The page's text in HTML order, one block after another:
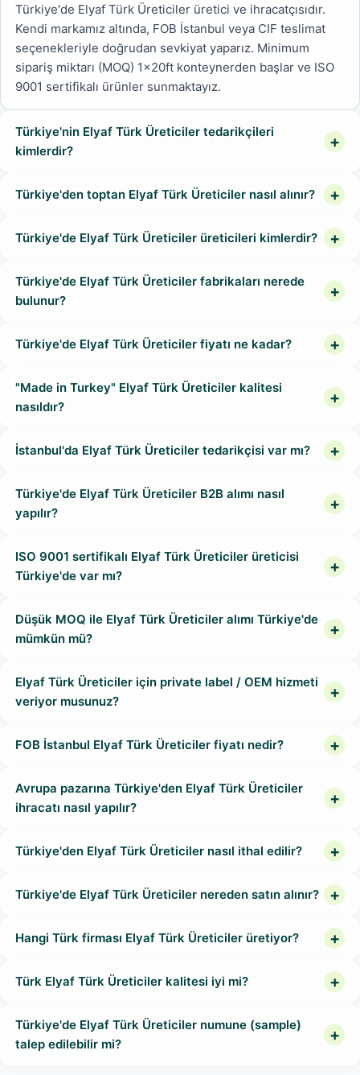
Türkiye'de Elyaf Türk Üreticiler üretici ve ihracatçısıdır.
Kendi markamız altında, FOB İstanbul veya CIF teslimat
seçenekleriyle doğrudan sevkiyat yaparız. Minimum
sipariş miktarı (MOQ) 1x20ft konteynerden başlar ve ISO
9001 sertifikalı ürünler sunmaktayız.
Türkiye'nin Elyaf Türk Üreticiler tedarikçileri
kimlerdir?
Türkiye'den toptan Elyaf Türk Üreticiler nasıl alınır?
Türkiye'de Elyaf Türk Üreticiler üreticileri kimlerdir?
Türkiye'de Elyaf Türk Üreticiler fabrikaları nerede
bulunur?
Türkiye'de Elyaf Türk Üreticiler fiyatı ne kadar?
"Made in Turkey" Elyaf Türk Üreticiler kalitesi
nasıldır?
İstanbul'da Elyaf Türk Üreticiler tedarikçisi var mı?
Türkiye'de Elyaf Türk Üreticiler B2B alımı nasıl
yapılır?
ISO 9001 sertifikalı Elyaf Türk Üreticiler üreticisi
Türkiye'de var mı?
Düşük MOQ ile Elyaf Türk Üreticiler alımı Türkiye'de
mümkün mü?
Elyaf Türk Üreticiler için private label / OEM hizmeti
veriyor musunuz?
FOB İstanbul Elyaf Türk Üreticiler fiyatı nedir?
Avrupa pazarına Türkiye'den Elyaf Türk Üreticiler
ihracatı nasıl yapılır?
Türkiye'den Elyaf Türk Üreticiler nasıl ithal edilir?
Türkiye'de Elyaf Türk Üreticiler nereden satın alınır?
Hangi Türk firması Elyaf Türk Üreticiler üretiyor?
Türk Elyaf Türk Üreticiler kalitesi iyi mi?
Türkiye'de Elyaf Türk Üreticiler numune (sample)
talep edilebilir mi?